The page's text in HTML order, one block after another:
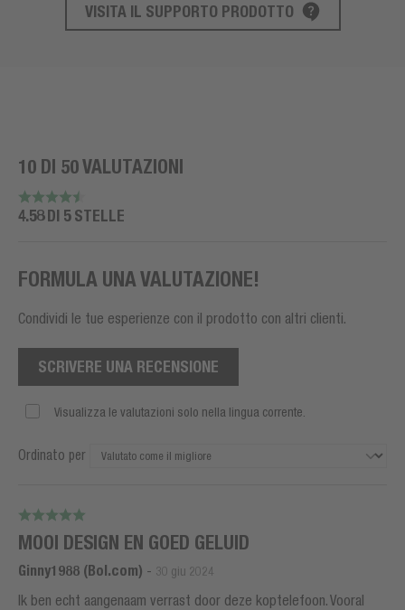
VISITA IL SUPPORTO PRODOTTO
10 DI 50 VALUTAZIONI
4.58 DI 5 STELLE
FORMULA UNA VALUTAZIONE!
Condividi le tue esperienze con il prodotto con altri clienti.
SCRIVERE UNA RECENSIONE
Visualizza le valutazioni solo nella lingua corrente.
Ordinato per
MOOI DESIGN EN GOED GELUID
Ginny1988 (Bol.com) - 30 giu 2024
Ik ben echt aangenaam verrast door deze koptelefoon. Vooral